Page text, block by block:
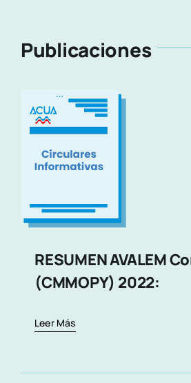
Publicaciones
RESUMEN AVALEM
(CMMOPY) 2022:
Leer Más